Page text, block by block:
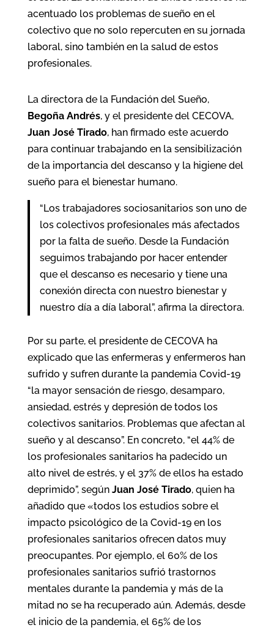
acentuado los problemas de sueño en el
colectivo que no solo repercuten en su jornada
laboral, sino también en la salud de estos
profesionales.
La directora de la Fundación del Sueño,
Begoña Andrés, y el presidente del CECOVA,
Juan José Tirado, han firmado este acuerdo
para continuar trabajando en la sensibilización
de la importancia del descanso y la higiene del
sueño para el bienestar humano.
“Los trabajadores sociosanitarios son uno de
los colectivos profesionales más afectados
por la falta de sueño. Desde la Fundación
seguimos trabajando por hacer entender
que el descanso es necesario y tiene una
conexión directa con nuestro bienestar y
nuestro día a día laboral”, afirma la directora.
Por su parte, el presidente de CECOVA ha
explicado que las enfermeras y enfermeros han
sufrido y sufren durante la pandemia Covid-19
“la mayor sensación de riesgo, desamparo,
ansiedad, estrés y depresión de todos los
colectivos sanitarios. Problemas que afectan al
sueño y al descanso”. En concreto, “el 44% de
los profesionales sanitarios ha padecido un
alto nivel de estrés, y el 37% de ellos ha estado
deprimido”, segúnJuan José Tirado, quien ha
añadido que «todos los estudios sobre el
impacto psicológico de la Covid-19 en los
profesionales sanitarios ofrecen datos muy
preocupantes. Por ejemplo, el 60% de los
profesionales sanitarios sufrió trastornos
mentales durante la pandemia y más de la
mitad no se ha recuperado aún. Además, desde
el inicio de la pandemia, el 65% de los